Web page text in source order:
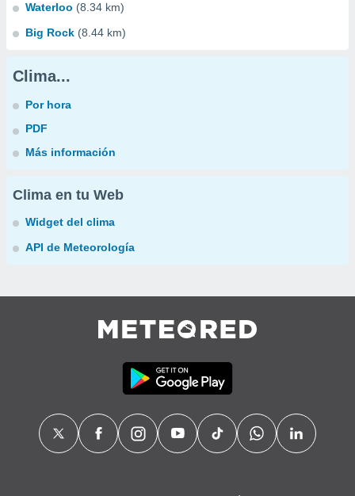
Waterloo (8.34 km)
Big Rock (8.44 km)
Clima...
Por hora
PDF
Más información
Clima en tu Web
Widget del clima
API de Meteorología